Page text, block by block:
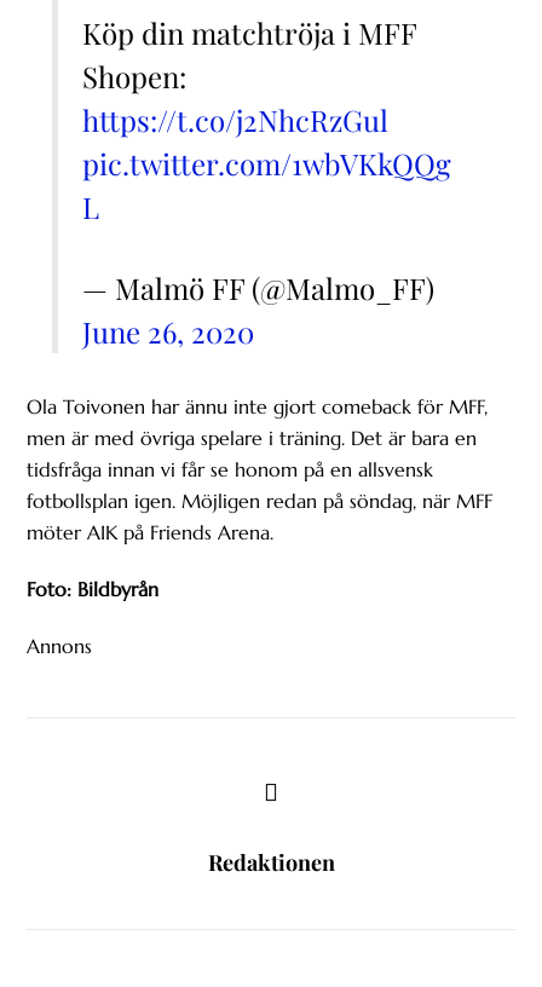
Köp din matchtröja i MFF
Shopen:
https://t.co/j2NhcRzGul
pic.twitter.com/1wbVKkQQg
L
— Malmö FF (@Malmo_FF)
June 26, 2020
Ola Toivonen har ännu inte gjort comeback för MFF,
men är med övriga spelare i träning. Det är bara en
tidsfråga innan vi får se honom på en allsvensk
fotbollsplan igen. Möjligen redan på söndag, när MFF
möter AIK på Friends Arena.
Foto: Bildbyrån
Annons
Redaktionen